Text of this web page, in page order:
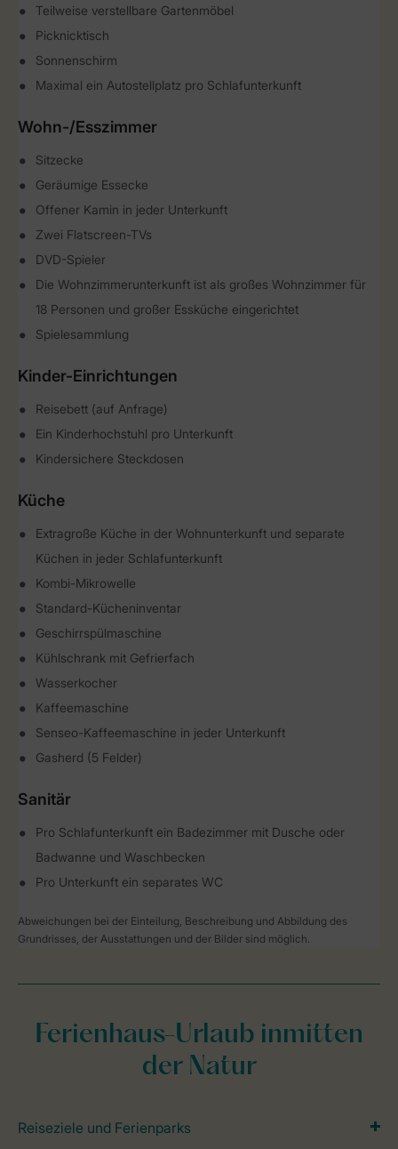
Teilweise verstellbare Gartenmöbel
Picknicktisch
Sonnenschirm
Maximal ein Autostellplatz pro Schlafunterkunft
Wohn-/Esszimmer
Sitzecke
Geräumige Essecke
Offener Kamin in jeder Unterkunft
Zwei Flatscreen-TVs
DVD-Spieler
Die Wohnzimmerunterkunft ist als großes Wohnzimmer für
18 Personen und großer Essküche eingerichtet
Spielesammlung
Kinder-Einrichtungen
Reisebett (auf Anfrage)
Ein Kinderhochstuhl pro Unterkunft
Kindersichere Steckdosen
Küche
Extragroße Küche in der Wohnunterkunft und separate
Küchen in jeder Schlafunterkunft
Kombi-Mikrowelle
Standard-Kücheninventar
Geschirrspülmaschine
Kühlschrank mit Gefrierfach
Wasserkocher
Kaffeemaschine
Senseo-Kaffeemaschine in jeder Unterkunft
Gasherd (5 Felder)
Sanitär
Pro Schlafunterkunft ein Badezimmer mit Dusche oder
Badwanne und Waschbecken
Pro Unterkunft ein separates WC
Abweichungen bei der Einteilung, Beschreibung und Abbildung des
Grundrisses, der Ausstattungen und der Bilder sind möglich.
Ferienhaus-Urlaub inmitten
der Natur
Reiseziele und Ferienparks